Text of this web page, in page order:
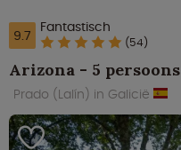
9.7 Fantastisch
(54)
Arizona - 5 persoons
Prado (Lalín) in Galicië